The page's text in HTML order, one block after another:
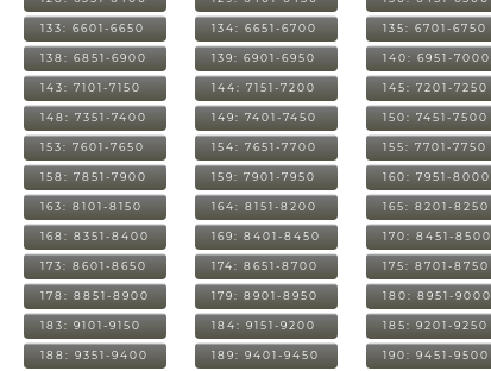
133: 6601-6650 134: 6651-6700 135: 6701-6750
138: 6851-6900 139: 6901-6950 140: 6951-7000
143: 7101-7150 144: 7151-7200 145: 7201-7250
148: 7351-7400 149: 7401-7450 150: 7451-7500
153: 7601-7650 154: 7651-7700 155: 7701-7750
158: 7851-7900 159: 7901-7950 160: 7951-8000
163: 8101-8150 164: 8151-8200 165: 8201-8250
168: 8351-8400 169: 8401-8450 170: 8451-8500
173: 8601-8650 174: 8651-8700 175: 8701-8750
178: 8851-8900 179: 8901-8950 180: 8951-9000
183: 9101-9150 184: 9151-9200 185: 9201-9250
188: 9351-9400 189: 9401-9450 190: 9451-9500